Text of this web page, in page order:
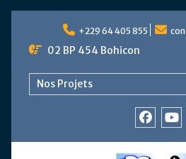
content
+229 64 405 855
02 BP 454 Bohicon
Nos Projets